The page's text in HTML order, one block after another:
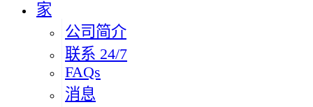
家
公司简介
联系 24/7
FAQs
消息